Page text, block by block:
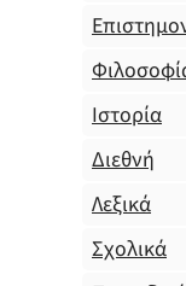
Ιστορία
Διεθνή
Λεξικά
Σχολικά